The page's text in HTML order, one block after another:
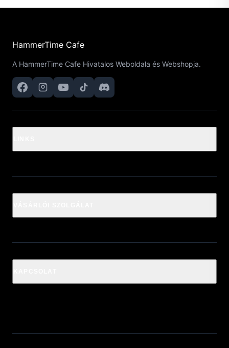
HammerTime Cafe
A HammerTime Cafe Hivatalos Weboldala és Webshopja.